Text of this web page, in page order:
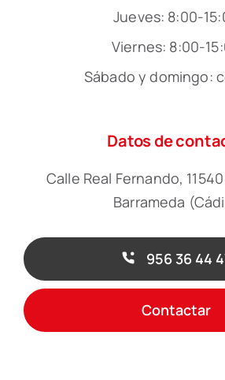
Jueves: 8:00-
Viernes: 8:00-
Sábado y domingo:
Datos de
Calle Real Fernando,
Barrameda
956 36 44
Contactar